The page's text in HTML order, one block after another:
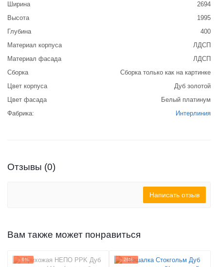
Ширина
2694
Высота
1995
Глубина
400
Материал корпуса
ЛДСП
Материал фасада
ЛДСП
Сборка
Сборка только как на картинке
Цвет корпуса
Дуб золотой
Цвет фасада
Белый платинум
Фабрика:
Интерлиния
Отзывы (0)
Написать отзыв
Вам также может понравиться
- 6% - 26%